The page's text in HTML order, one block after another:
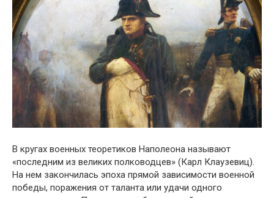
В кругах военных теоретиков Наполеона называют
«последним из великих полководцев» (Карл Клаузевиц).
На нем закончилась эпоха прямой зависимости военной
победы, поражения от таланта или удачи одного